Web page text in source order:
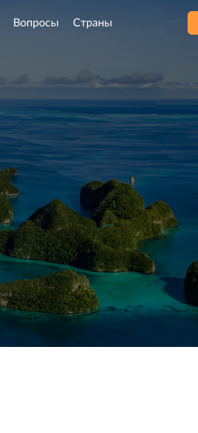
Вопросы Страны